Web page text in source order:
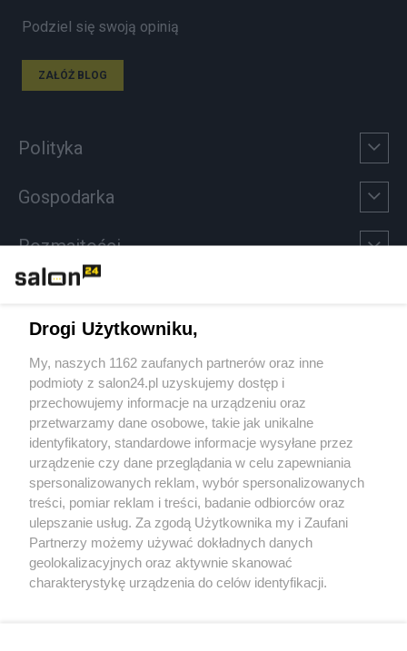
Podziel się swoją opinią
ZAŁÓŻ BLOG
Polityka
Gospodarka
Rozmaitości
Sport
Społeczeństwo
Kultura
X Facebook Instagram Youtube
Drogi Użytkowniku,
My, naszych 1162 zaufanych partnerów oraz inne
podmioty z salon24.pl uzyskujemy dostęp i
przechowujemy informacje na urządzeniu oraz
przetwarzamy dane osobowe, takie jak unikalne
identyfikatory, standardowe informacje wysyłane przez
urządzenie czy dane przeglądania w celu zapewniania
spersonalizowanych reklam, wybór spersonalizowanych
treści, pomiar reklam i treści, badanie odbiorców oraz
ulepszanie usług. Za zgodą Użytkownika my i Zaufani
Partnerzy możemy używać dokładnych danych
geolokalizacyjnych oraz aktywnie skanować
charakterystykę urządzenia do celów identyfikacji.